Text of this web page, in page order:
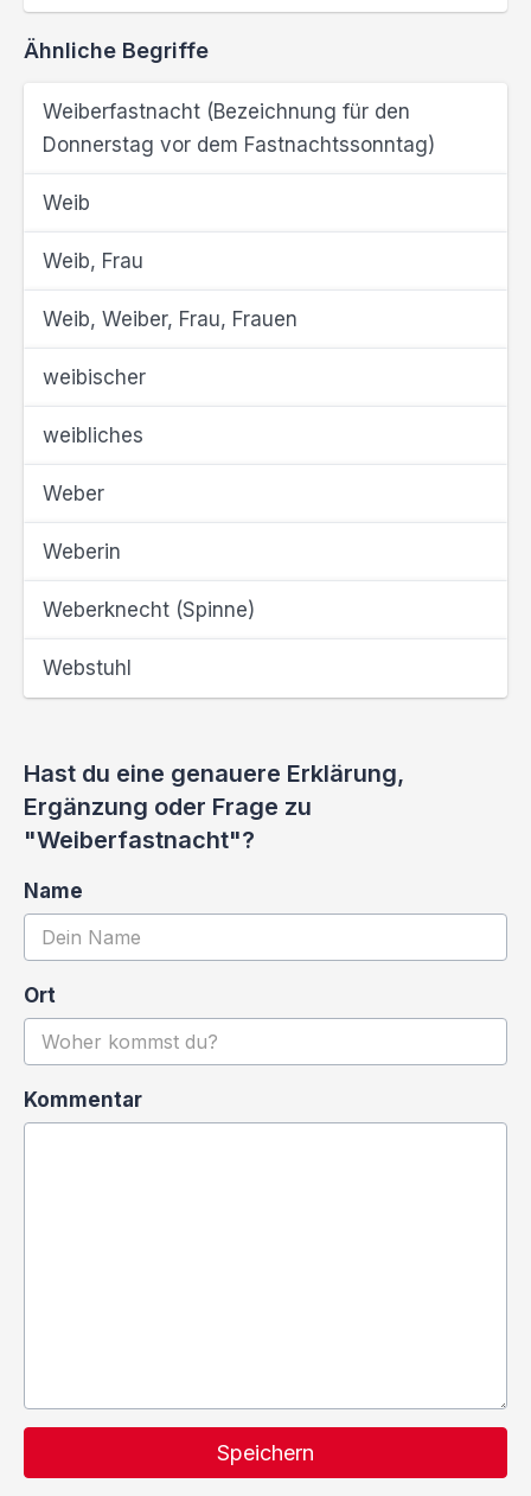
Ähnliche Begriffe
Weiberfastnacht (Bezeichnung für den
Donnerstag vor dem Fastnachtssonntag)
Weib
Weib, Frau
Weib, Weiber, Frau, Frauen
weibischer
weibliches
Weber
Weberin
Weberknecht (Spinne)
Webstuhl
Hast du eine genauere Erklärung,
Ergänzung oder Frage zu
"Weiberfastnacht"?
Name
Ort
Kommentar
Speichern